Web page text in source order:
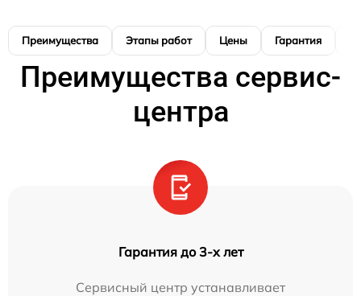
Преимущества Этапы работ Цены Гарантия
Преимущества сервис-
центра
Гарантия до 3-х лет
Сервисный центр устанавливает